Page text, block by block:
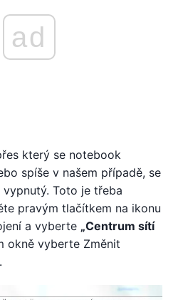
ad
který se notebook
spíše v našem případě, se
Toto je třeba
pravým tlačítkem na ikonu
a vyberte „Centrum sítí
okně vyberte Změnit